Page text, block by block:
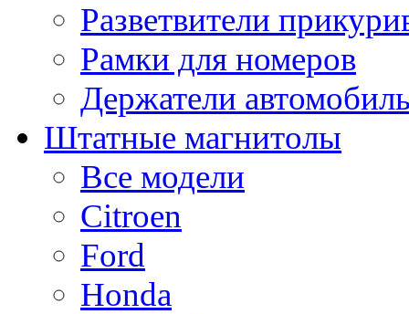
Разветвители
Рамки для номеров
Держатели
Штатные магнитолы
Все модели
Citroen
Ford
Honda